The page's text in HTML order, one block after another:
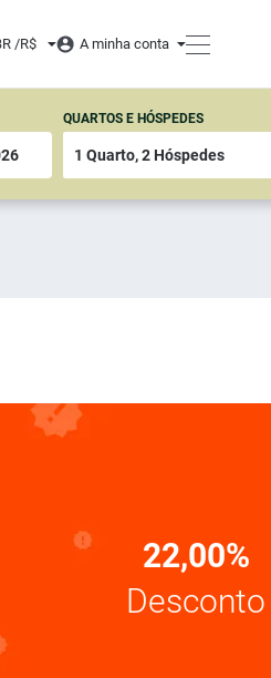
/R$ A minha conta
QUARTOS E HÓSPEDES
22,00%
Desconto